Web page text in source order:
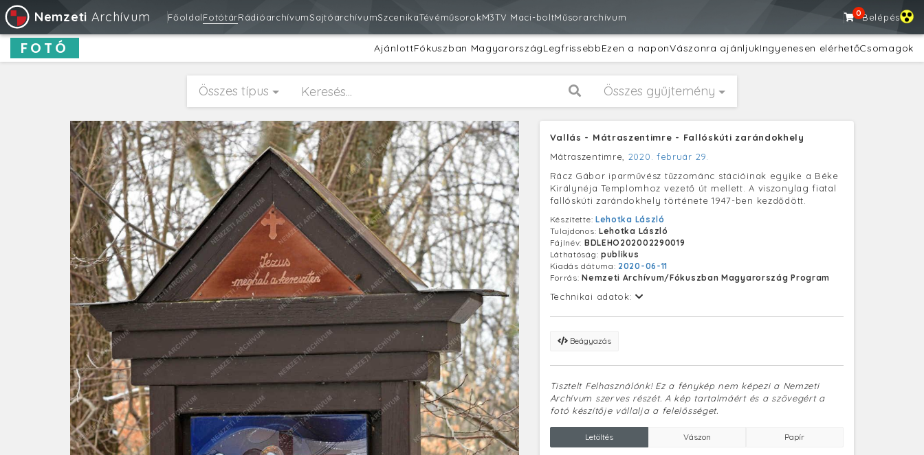
Nemzeti Archívum FőoldalFotótárRádióarchívumSajtóarchívumSzcenikaTévéműsorokM3TV Maci-boltMűsorarchívum 0Belépés
FOTÓ AjánlottFókuszban MagyarországLegfrissebbEzen a naponVászonra ajánljukIngyenesen elérhetőCsomagok
Összes típus Összes gyűjtemény
Vallás - Mátraszentimre - Fallóskúti zarándokhely
Mátraszentimre, 2020. február 29.
Rácz Gábor iparművész tűzzománc stációinak egyike a Béke
Királynéja Templomhoz vezető út mellett. A viszonylag fiatal
fallóskúti zarándokhely története 1947-ben kezdődött.
Készítette: Lehotka László
Tulajdonos: Lehotka László
Fájlnév: BDLEHO202002290019
Láthatóság: publikus
Kiadás dátuma: 2020-06-11
Forrás:Nemzeti Archívum/Fókuszban Magyarország Program
Technikai adatok:
Beágyazás
Tisztelt Felhasználónk! Ez a fénykép nem képezi a Nemzeti
Archívum szerves részét. A kép tartalmáért és a szövegért a
fotó készítője vállalja a felelősséget.
Letöltés Vászon Papír